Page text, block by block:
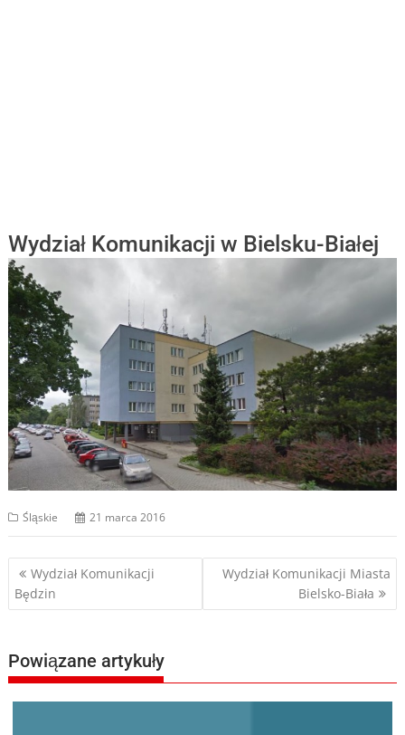
Wydział Komunikacji w Bielsku-Białej
Śląskie 21 marca 2016
Nawigacja
wpisu
Wydział Komunikacji
Będzin
Wydział Komunikacji Miasta
Bielsko-Biała
Powiązane artykuły